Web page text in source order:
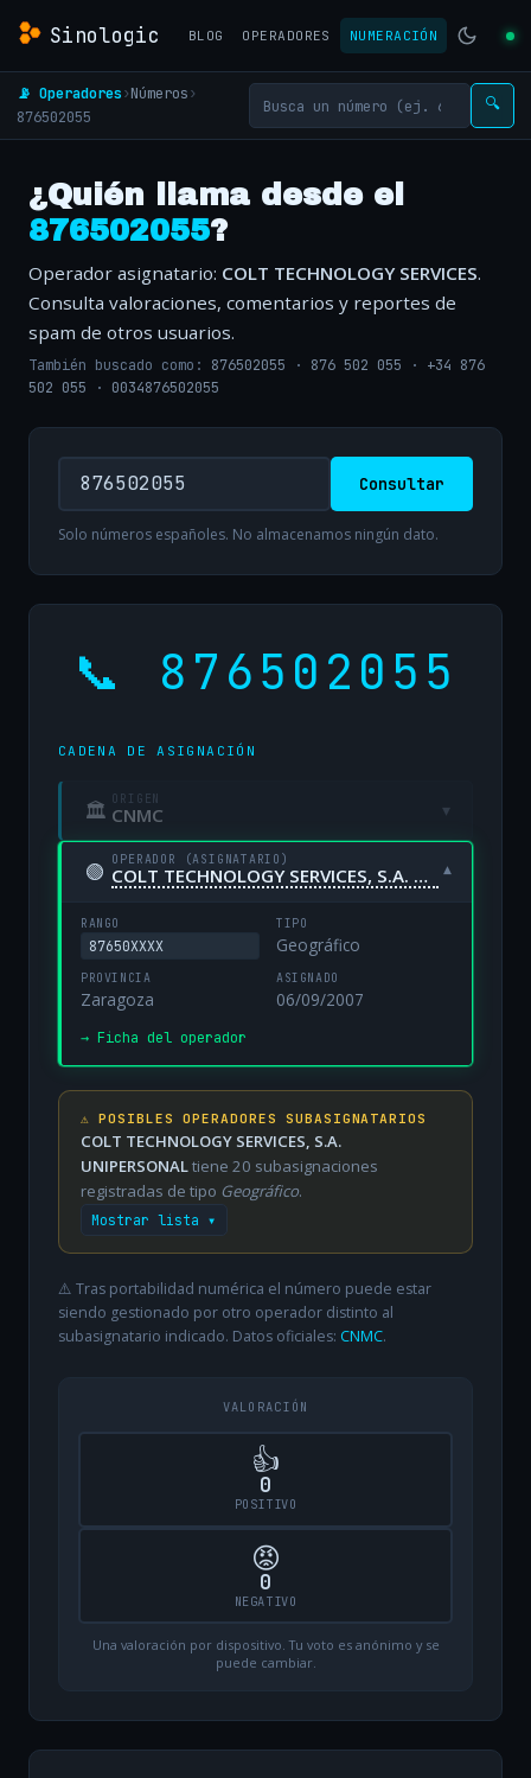
Sinologic BLOG OPERADORES NUMERACIÓN
📡 Operadores›Números›
876502055
🔍
¿Quién llama desde el
876502055?
Operador asignatario: COLT TECHNOLOGY SERVICES.
Consulta valoraciones, comentarios y reportes de
spam de otros usuarios.
También buscado como: 876502055 · 876 502 055 · +34 876
502 055 · 0034876502055
Consultar
Solo números españoles. No almacenamos ningún dato.
📞 876502055
CADENA DE ASIGNACIÓN
🏛 ORIGEN
CNMC ▾
🟢 OPERADOR (ASIGNATARIO)
COLT TECHNOLOGY SERVICES, S.A. UNIPERSONAL ▾
RANGO
87650XXXX
TIPO
Geográfico
PROVINCIA
Zaragoza
ASIGNADO
06/09/2007
→ Ficha del operador
⚠️ POSIBLES OPERADORES SUBASIGNATARIOS
COLT TECHNOLOGY SERVICES, S.A.
UNIPERSONALtiene 20 subasignaciones
registradas de tipo Geográfico.
Mostrar lista ▾
⚠️ Tras portabilidad numérica el número puede estar
siendo gestionado por otro operador distinto al
subasignatario indicado. Datos oficiales: CNMC.
VALORACIÓN
👍
0
POSITIVO
😡
0
NEGATIVO
Una valoración por dispositivo. Tu voto es anónimo y se
puede cambiar.